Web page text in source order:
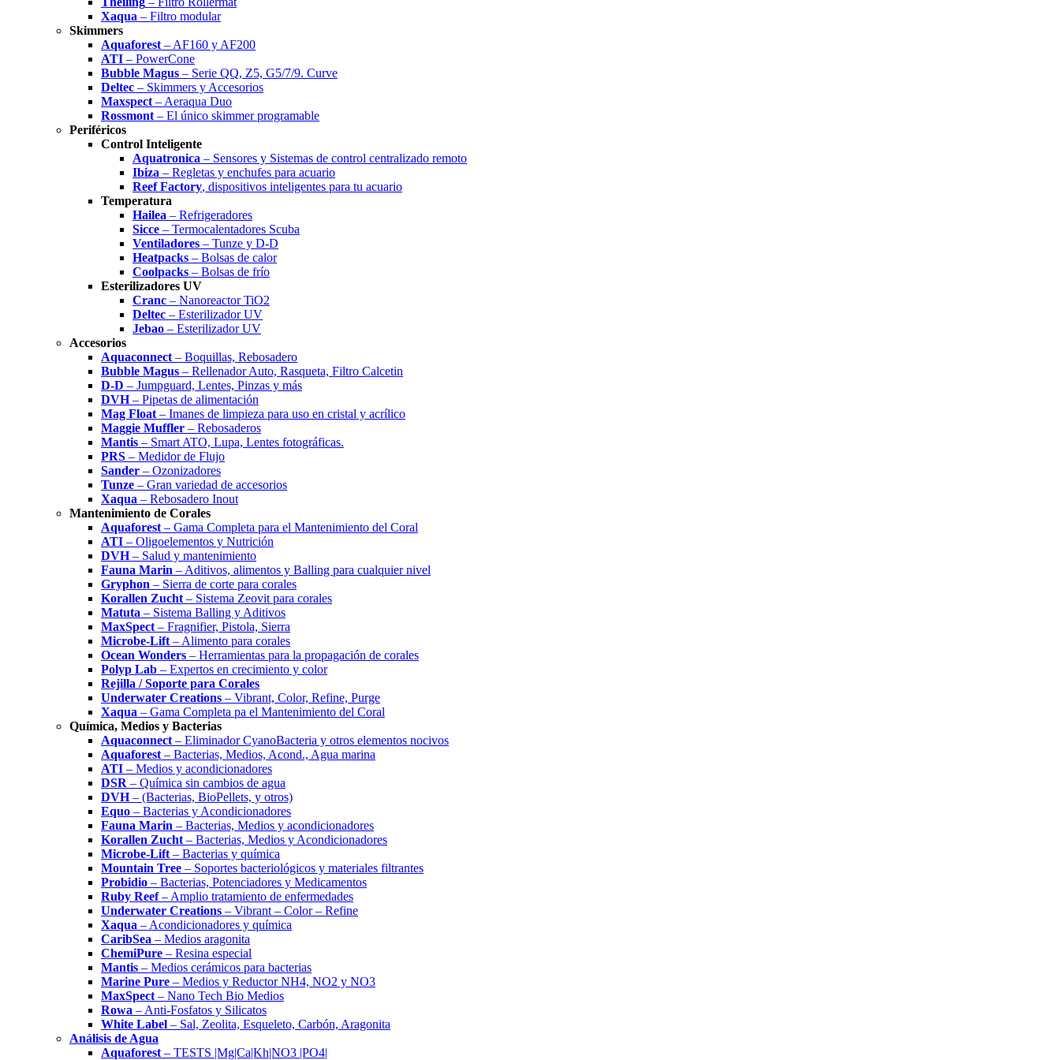
Xaqua – Filtro modular
Skimmers
Aquaforest – AF160 y AF200
ATI – PowerCone
Bubble Magus – Serie QQ, Z5, G5/7/9. Curve
Deltec – Skimmers y Accesorios
Maxspect – Aeraqua Duo
Rossmont – El único skimmer programable
Periféricos
Control Inteligente
Aquatronica – Sensores y Sistemas de control centralizado remoto
Ibiza – Regletas y enchufes para acuario
Reef Factory, dispositivos inteligentes para tu acuario
Temperatura
Hailea – Refrigeradores
Sicce – Termocalentadores Scuba
Ventiladores – Tunze y D-D
Heatpacks – Bolsas de calor
Coolpacks – Bolsas de frío
Esterilizadores UV
Cranc – Nanoreactor TiO2
Deltec – Esterilizador UV
Jebao – Esterilizador UV
Accesorios
Aquaconnect – Boquillas, Rebosadero
Bubble Magus – Rellenador Auto, Rasqueta, Filtro Calcetin
D-D – Jumpguard, Lentes, Pinzas y más
DVH– Pipetas de alimentación
Mag Float – Imanes de limpieza para uso en cristal y acrílico
Maggie Muffler – Rebosaderos
Mantis – Smart ATO, Lupa, Lentes fotográficas.
PRS – Medidor de Flujo
Sander – Ozonizadores
Tunze – Gran variedad de accesorios
Xaqua – Rebosadero Inout
Mantenimiento de Corales
Aquaforest – Gama Completa para el Mantenimiento del Coral
ATI – Oligoelementos y Nutrición
DVH– Salud y mantenimiento
Fauna Marin – Aditivos, alimentos y Balling para cualquier nivel
Gryphon – Sierra de corte para corales
Korallen Zucht – Sistema Zeovit para corales
Matuta – Sistema Balling y Aditivos
MaxSpect – Fragnifier, Pistola, Sierra
Microbe-Lift – Alimento para corales
Ocean Wonders – Herramientas para la propagación de corales
Polyp Lab – Expertos en crecimiento y color
Rejilla / Soporte para Corales
Underwater Creations – Vibrant, Color, Refine, Purge
Xaqua – Gama Completa pa el Mantenimiento del Coral
Química, Medios y Bacterias
Aquaconnect – Eliminador CyanoBacteria y otros elementos nocivos
Aquaforest – Bacterias, Medios, Acond., Agua marina
ATI – Medios y acondicionadores
DSR – Química sin cambios de agua
DVH– (Bacterias, BioPellets, y otros)
Equo – Bacterias y Acondicionadores
Fauna Marin – Bacterias, Medios y acondicionadores
Korallen Zucht – Bacterias, Medios y Acondicionadores
Microbe-Lift – Bacterias y química
Mountain Tree – Soportes bacteriológicos y materiales filtrantes
Probidio – Bacterias, Potenciadores y Medicamentos
Ruby Reef– Amplio tratamiento de enfermedades
Underwater Creations – Vibrant – Color – Refine
Xaqua – Acondicionadores y química
CaribSea – Medios aragonita
ChemiPure – Resina especial
Mantis – Medios cerámicos para bacterias
Marine Pure – Medios y Reductor NH4, NO2 y NO3
MaxSpect – Nano Tech Bio Medios
Rowa – Anti-Fosfatos y Silicatos
White Label – Sal, Zeolita, Esqueleto, Carbón, Aragonita
Análisis de Agua
Aquaforest – TESTS |Mg|Ca|Kh|NO3 |PO4|